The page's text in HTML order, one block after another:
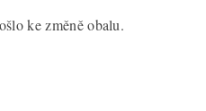
ke změně obalu.